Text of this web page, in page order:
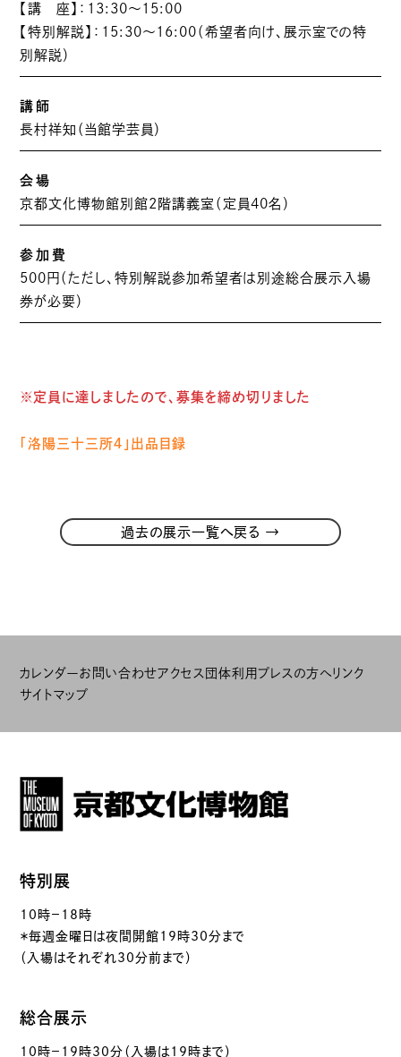
【講 座】：13:30～15:00
【特別解説】：15:30～16:00（希望者向け、展示室での特
別解説）
講師
長村祥知（当館学芸員）
会場
京都文化博物館別館2階講義室（定員40名）
参加費
500円（ただし、特別解説参加希望者は別途総合展示入場
券が必要）
※定員に達しましたので、募集を締め切りました
「洛陽三十三所４」出品目録
過去の展示一覧へ戻る →
カレンダーお問い合わせアクセス 団体利用 プレスの方へリンク
サイトマップ
特別展
10時－18時
＊毎週金曜日は夜間開館19時30分まで
（入場はそれぞれ30分前まで）
総合展示
10時－19時30分（入場は19時まで）